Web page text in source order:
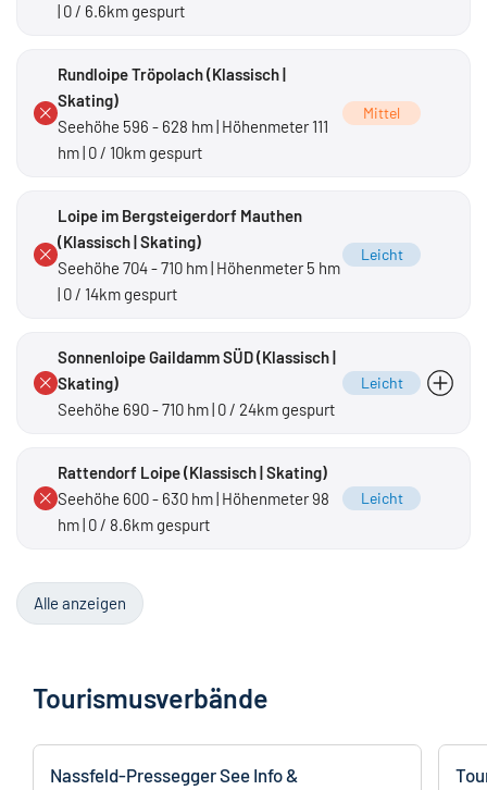
| 0 / 6.6km gespurt
Rundloipe Tröpolach (Klassisch |
Skating)
Seehöhe 596 - 628 hm | Höhenmeter 111
hm | 0 / 10km gespurt
Mittel
Loipe im Bergsteigerdorf Mauthen
(Klassisch | Skating)
Seehöhe 704 - 710 hm | Höhenmeter 5 hm
| 0 / 14km gespurt
Leicht
Sonnenloipe Gaildamm SÜD (Klassisch |
Skating)
Seehöhe 690 - 710 hm | 0 / 24km gespurt
Leicht
Rattendorf Loipe (Klassisch | Skating)
Seehöhe 600 - 630 hm | Höhenmeter 98
hm | 0 / 8.6km gespurt
Leicht
Alle anzeigen
Tourismusverbände
Nassfeld-Pressegger See Info &